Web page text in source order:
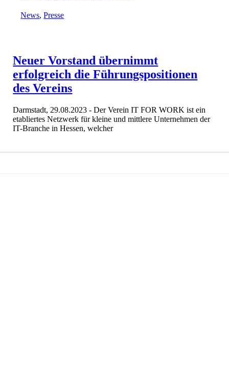
News,Presse
Neuer Vorstand übernimmt
erfolgreich die Führungspositionen
des Vereins
Darmstadt, 29.08.2023 - Der Verein IT FOR WORK ist ein
etabliertes Netzwerk für kleine und mittlere Unternehmen der
IT-Branche in Hessen, welcher